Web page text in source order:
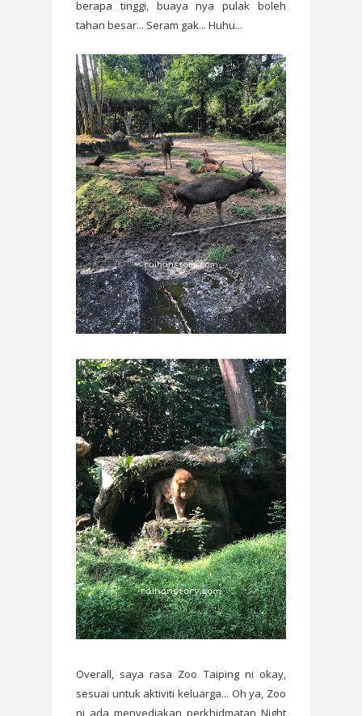
berapa tinggi, buaya nya pulak boleh
tahan besar... Seram gak... Huhu...
Overall, saya rasa Zoo Taiping ni okay,
sesuai untuk aktiviti keluarga... Oh ya, Zoo
ni ada menyediakan perkhidmatan Night